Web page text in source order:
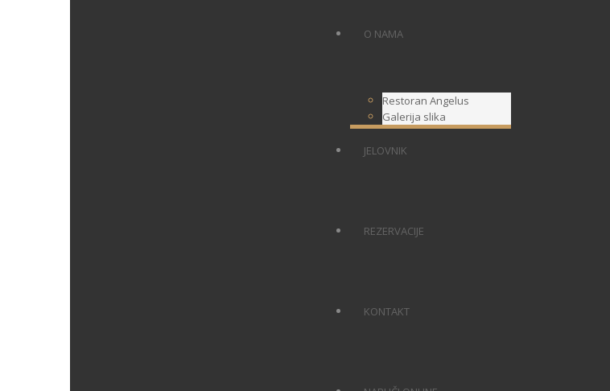
O NAMA
Restoran Angelus
Galerija slika
JELOVNIK
REZERVACIJE
KONTAKT